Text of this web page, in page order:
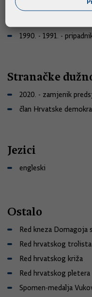
1992. - 1993. -
1990. - 1991. -
Stranačke
2020. - zamjenik
član Hrvatske
Jezici
engleski
Ostalo
Red kneza Domagoja
Red hrvatskog trolista
Red hrvatskog križa
Red hrvatskog pletera
Spomen-medalja